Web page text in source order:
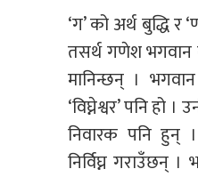
‘ग’ को अर्थ बुद्धि र
तसर्थ गणेश भगवान
मानिन्छन् ।
‘विघ्नेश्वर’ पनि हो
निवारक पनि हुन्
निर्विघ्न गराउँछन्